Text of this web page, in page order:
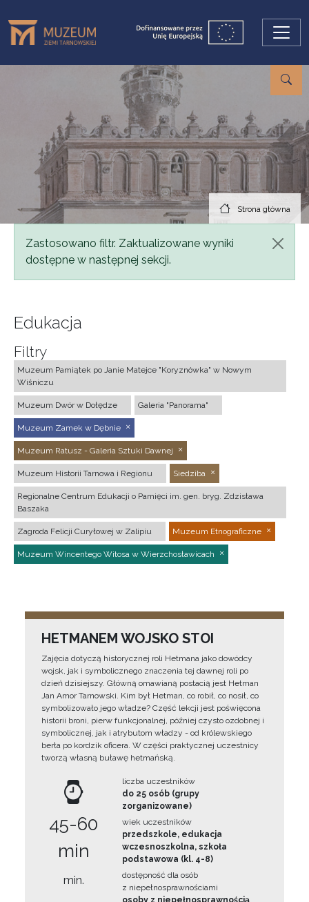
Strona główna
Komunikat
Zastosowano filtr. Zaktualizowane wyniki
dostępne w następnej sekcji.
Edukacja
Filtry
Muzeum Pamiątek po Janie Matejce "Koryznówka" w Nowym
Wiśniczu
Muzeum Dwór w Dołędze Galeria "Panorama"
Muzeum Zamek w Dębnie
Muzeum Ratusz - Galeria Sztuki Dawnej
Muzeum Historii Tarnowa i Regionu Siedziba
Regionalne Centrum Edukacji o Pamięci im. gen. bryg. Zdzisława
Baszaka
Zagroda Felicji Curyłowej w Zalipiu Muzeum Etnograficzne
Muzeum Wincentego Witosa w Wierzchosławicach
HETMANEM WOJSKO STOI
Zajęcia dotyczą historycznej roli Hetmana jako dowódcy
wojsk, jak i symbolicznego znaczenia tej dawnej roli po
dzień dzisiejszy. Główną omawianą postacią jest Hetman
Jan Amor Tarnowski. Kim był Hetman, co robił, co nosił, co
symbolizowało jego władze? Część lekcji jest poświęcona
historii broni, pierw funkcjonalnej, później czysto ozdobnej i
symbolicznej, jak i atrybutom władzy - od królewskiego
berła po kordzik oficera. W części praktycznej uczestnicy
tworzą własną buławę hetmańską.
45-60
min
min.
liczba uczestników
do 25 osób (grupy
zorganizowane)
wiek uczestników
przedszkole, edukacja
wczesnoszkolna, szkoła
podstawowa (kl. 4-8)
dostępność dla osób
z niepełnosprawnościami
osoby z niepełnosprawnością